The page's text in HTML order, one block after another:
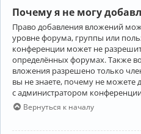
Почему я не могу
Право добавления вложений
уровне форума, группы или
конференции может не
определённых форумах. Также
вложения разрешено только
вы не знаете, почему не можете
с администратором
Вернуться к началу